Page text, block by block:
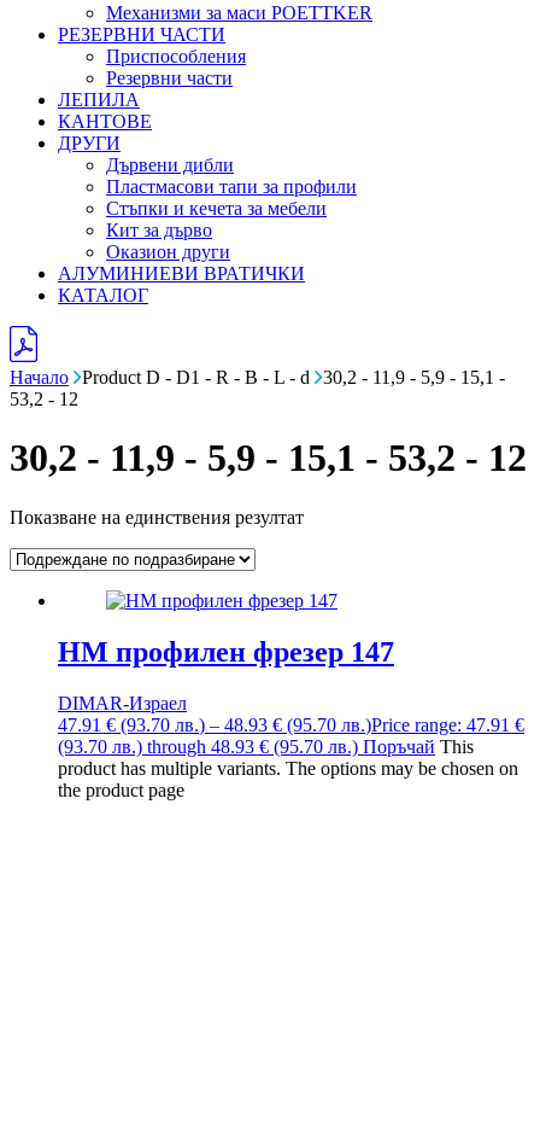
Механизми за маси POETTKER
РЕЗЕРВНИ ЧАСТИ
Приспособления
Резервни части
ЛЕПИЛА
КАНТОВЕ
ДРУГИ
Дървени дибли
Пластмасови тапи за профили
Стъпки и кечета за мебели
Кит за дърво
Оказион други
АЛУМИНИЕВИ ВРАТИЧКИ
КАТАЛОГ
Начало Product D - D1 - R - B - L - d
30,2 - 11,9 - 5,9 - 15,1 -
53,2 - 12
30,2 - 11,9 - 5,9 - 15,1 - 53,2 - 12
Показване на единствения резултат
HM профилен фрезер 147
DIMAR-Израел
47.91 € (93.70 лв.) – 48.93 € (95.70 лв.)Price range: 47.91 €
(93.70 лв.) through 48.93 € (95.70 лв.) Поръчай This
product has multiple variants. The options may be chosen on
the product page